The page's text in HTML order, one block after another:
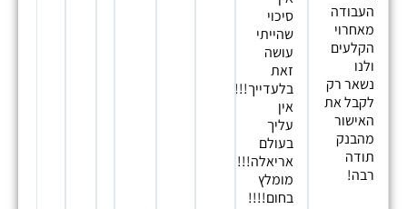
העבודה
מאחרוי
הקלעים
ולנו
נשאר רק
לקבל את
האישור
מהבנק
תודה
רבה!
סיכוי
שהייתי
עושה
זאת
בלעדייך!!!
אין
עליך
בעולם
אריאלה!!!!
מומלץ
בחום!!!!